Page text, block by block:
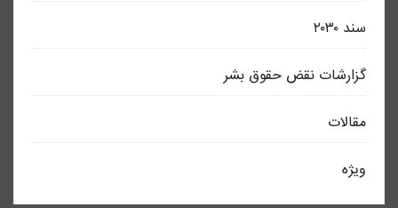
سند ٢٠٣٠
گزارشات نقض حقوق بشر
مقالات
ویژه